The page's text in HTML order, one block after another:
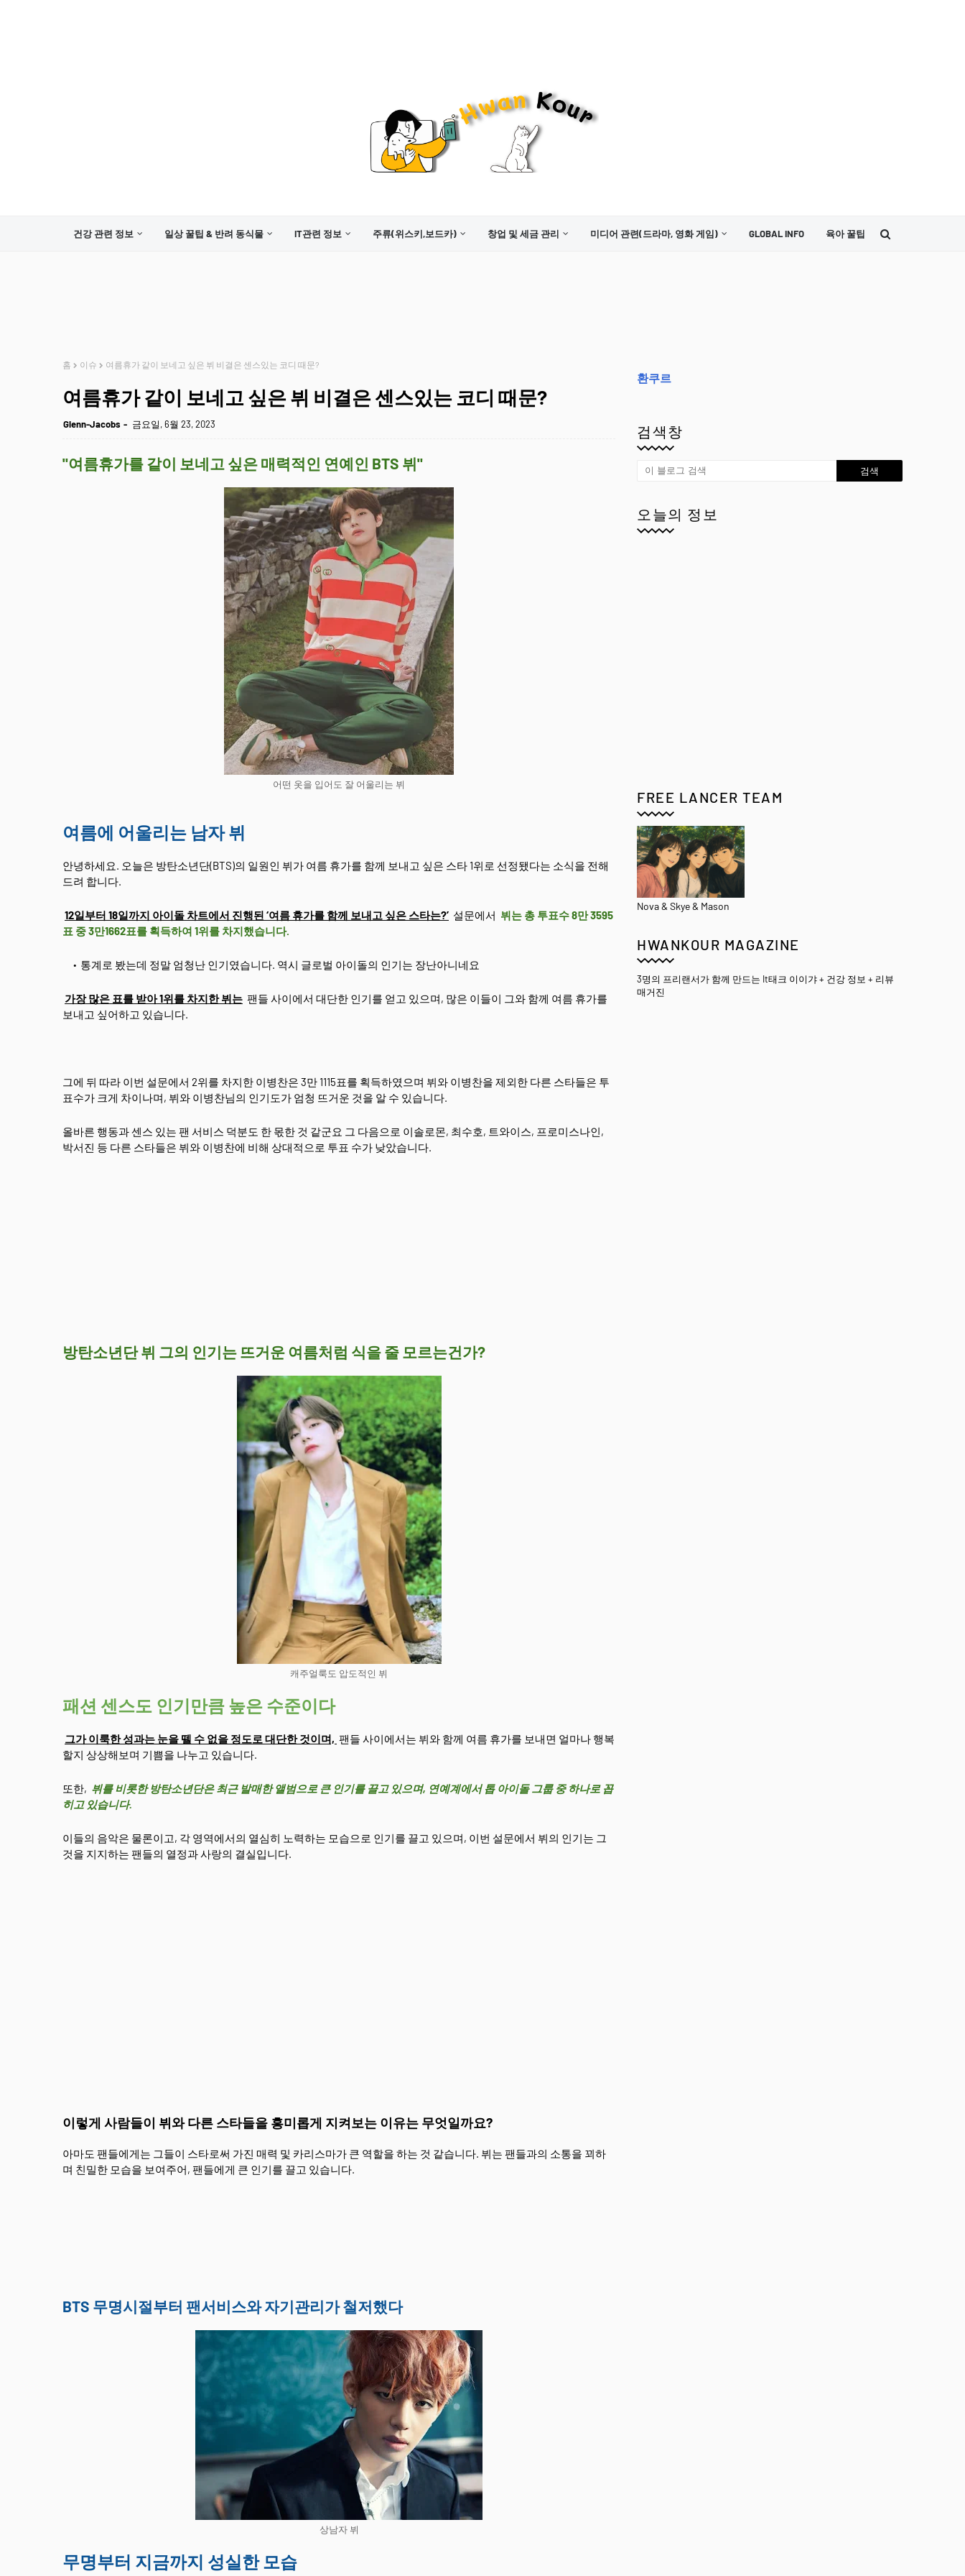
건강 관련 정보 일상 꿀팁 & 반려 동식물 IT관련 정보 주류(위스키,보드카) 창업 및 세금 관리 미디어 관련(드라마, 영화 게임) GLOBAL INFO 육아 꿀팁
홈 이슈 여름휴가 같이 보네고 싶은 뷔 비결은 센스있는 코디 때문?
여름휴가 같이 보네고 싶은 뷔 비결은 센스있는 코디 때문?
Glenn-Jacobs 금요일, 6월 23, 2023
"여름휴가를 같이 보네고 싶은 매력적인 연예인 BTS 뷔"
어떤 옷을 입어도 잘 어울리는 뷔
여름에 어울리는 남자 뷔
안녕하세요. 오늘은 방탄소년단(BTS)의 일원인 뷔가 여름 휴가를 함께 보내고 싶은 스타 1위로 선정됐다는 소식을 전해
드려 합니다.
12일부터 18일까지 아이돌 차트에서 진행된 ‘여름 휴가를 함께 보내고 싶은 스타는?’ 설문에서 뷔는 총 투표수 8만 3595
표 중 3만1662표를 획득하여 1위를 차지했습니다.
통계로 봤는데 정말 엄청난 인기였습니다. 역시 글로벌 아이돌의 인기는 장난아니네요
가장 많은 표를 받아 1위를 차지한 뷔는 팬들 사이에서 대단한 인기를 얻고 있으며, 많은 이들이 그와 함께 여름 휴가를
보내고 싶어하고 있습니다.
그에 뒤 따라 이번 설문에서 2위를 차지한 이병찬은 3만 1115표를 획득하였으며 뷔와 이병찬을 제외한 다른 스타들은 투
표수가 크게 차이나며, 뷔와 이병찬님의 인기도가 엄청 뜨거운 것을 알 수 있습니다.
올바른 행동과 센스 있는 팬 서비스 덕분도 한 몫한 것 같군요 그 다음으로 이솔로몬, 최수호, 트와이스, 프로미스나인,
박서진 등 다른 스타들은 뷔와 이병찬에 비해 상대적으로 투표 수가 낮았습니다.
방탄소년단 뷔 그의 인기는 뜨거운 여름처럼 식을 줄 모르는건가?
캐주얼룩도 압도적인 뷔
패션 센스도 인기만큼 높은 수준이다
그가 이룩한 성과는 눈을 뗄 수 없을 정도로 대단한 것이며, 팬들 사이에서는 뷔와 함께 여름 휴가를 보내면 얼마나 행복
할지 상상해보며 기쁨을 나누고 있습니다.
또한, 뷔를 비롯한 방탄소년단은 최근 발매한 앨범으로 큰 인기를 끌고 있으며, 연예계에서 톱 아이돌 그룹 중 하나로 꼽
히고 있습니다.
이들의 음악은 물론이고, 각 영역에서의 열심히 노력하는 모습으로 인기를 끌고 있으며, 이번 설문에서 뷔의 인기는 그
것을 지지하는 팬들의 열정과 사랑의 결실입니다.
이렇게 사람들이 뷔와 다른 스타들을 흥미롭게 지켜보는 이유는 무엇일까요?
아마도 팬들에게는 그들이 스타로써 가진 매력 및 카리스마가 큰 역할을 하는 것 같습니다. 뷔는 팬들과의 소통을 꾀하
며 친밀한 모습을 보여주어, 팬들에게 큰 인기를 끌고 있습니다.
BTS 무명시절부터 팬서비스와 자기관리가 철저했다
상남자 뷔
무명부터 지금까지 성실한 모습
환쿠르
검색창
오늘의 정보
FREE LANCER TEAM
Nova & Skye & Mason
HWANKOUR MAGAZINE
3명의 프리랜서가 함께 만드는 It태크 이이갸 + 건강 정보 + 리뷰
매거진